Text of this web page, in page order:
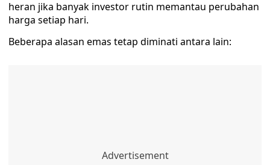
heran jika banyak investor rutin memantau perubahan
harga setiap hari.
Beberapa alasan emas tetap diminati antara lain: